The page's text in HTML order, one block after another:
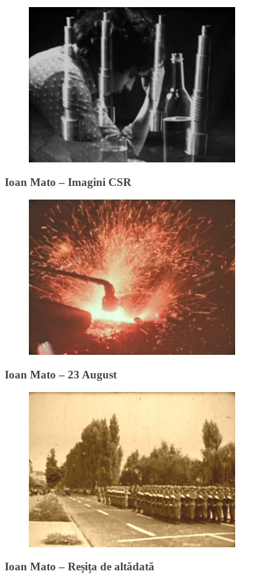
Ioan Mato – Imagini CSR
Ioan Mato – 23 August
Ioan Mato – Reșița de altădată